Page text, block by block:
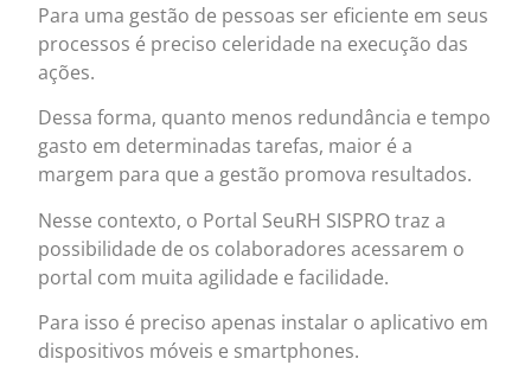
Para uma gestão de pessoas ser eficiente em seus
processos é preciso celeridade na execução das
ações.
Dessa forma, quanto menos redundância e tempo
gasto em determinadas tarefas, maior é a
margem para que a gestão promova resultados.
Nesse contexto, o Portal SeuRH SISPRO traz a
possibilidade de os colaboradores acessarem o
portal com muita agilidade e facilidade.
Para isso é preciso apenas instalar o aplicativo em
dispositivos móveis e smartphones.